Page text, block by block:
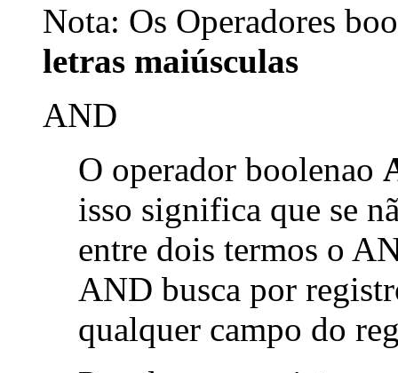
Nota: Os Operadores
letras maiúsculas
AND
O operador boolenao
isso significa que se
entre dois termos o
AND busca por
qualquer campo do